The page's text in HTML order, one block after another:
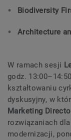
Biodiversity
Architecture
W ramach sesji
godz.
kształtowaniu
dyskusyjny, w
Marketing
rozwiązaniach
modernizacji,